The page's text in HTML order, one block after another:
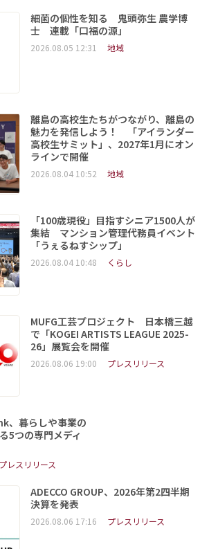
細菌の個性を知る 鬼頭弥生 農学博
士 連載「口福の源」
2026.08.05 12:31 地域
離島の高校生たちがつながり、離島の
魅力を発信しよう！ 「アイランダー
高校生サミット」、2027年1月にオン
ラインで開催
2026.08.04 10:52 地域
「100歳現役」目指すシニア1500人が
集結 マンション管理代務員イベント
「うぇるねすシップ」
2026.08.04 10:48 くらし
MUFG工芸プロジェクト 日本橋三越
で「KOGEI ARTISTS LEAGUE 2025-
26」展覧会を開催
2026.08.06 19:00 プレスリリース
、暮らしや事業の
5つの専門メディ
プレスリリース
ADECCO GROUP、2026年第2四半期
決算を発表
2026.08.06 17:16 プレスリリース